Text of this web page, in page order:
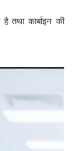
तथा कार्बाइन की